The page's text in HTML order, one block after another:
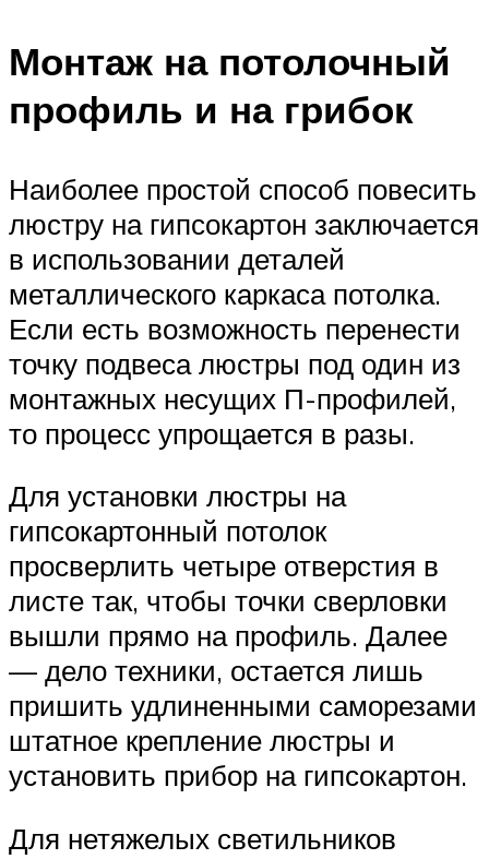
Монтаж на потолочный
профиль и на грибок
Наиболее простой способ повесить
люстру на гипсокартон заключается
в использовании деталей
металлического каркаса потолка.
Если есть возможность перенести
точку подвеса люстры под один из
монтажных несущих П-профилей,
то процесс упрощается в разы.
Для установки люстры на
гипсокартонный потолок
просверлить четыре отверстия в
листе так, чтобы точки сверловки
вышли прямо на профиль. Далее
— дело техники, остается лишь
пришить удлиненными саморезами
штатное крепление люстры и
установить прибор на гипсокартон.
Для нетяжелых светильников